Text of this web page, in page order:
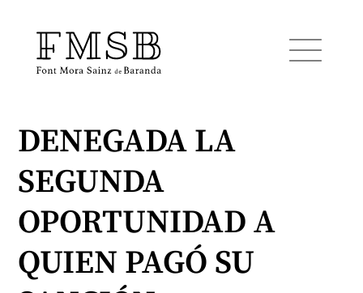
Startseite
Font Mora Sainz de Baranda
DENEGADA LA
SEGUNDA
OPORTUNIDAD A
QUIEN PAGÓ SU